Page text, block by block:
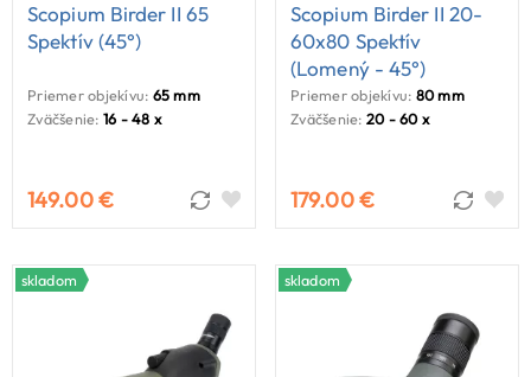
Scopium Birder II 65
Spektív (45°)
Priemer objekívu: 65 mm
Zväčšenie: 16 - 48 x
149.00 €
Scopium Birder II 20-
60x80 Spektív
(lomený - 45°)
Priemer objekívu: 80 mm
Zväčšenie: 20 - 60 x
179.00 €
skladom skladom